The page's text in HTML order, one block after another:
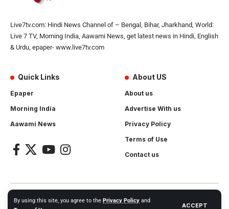
By using this site, you agree to the Privacy Policy and
ACCEPT
Live7tv.com: Hindi News Channel of – Bengal, Bihar, Jharkhand, World:
Live 7 TV, Morning India, Aawami News, get latest news in Hindi, English
& Urdu, epaper- www.live7tv.com
Quick Links
Epaper
Morning India
Aawami News
About US
About us
Advertise With us
Privacy Policy
Terms of Use
Contact us
2024- All Rights Reserved.Live 7 tv. Website Created by and